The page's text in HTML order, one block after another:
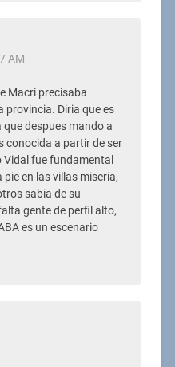
AM
Macri precisaba
provincia. Diria que es
despues mando a
conocida a partir de ser
Vidal fue fundamental
pie en las villas miseria,
sabia de su
gente de perfil alto,
es un escenario